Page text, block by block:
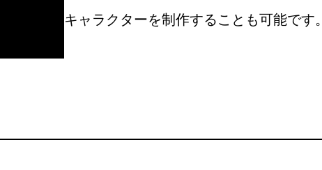
キャラクターを制作することも可能です。